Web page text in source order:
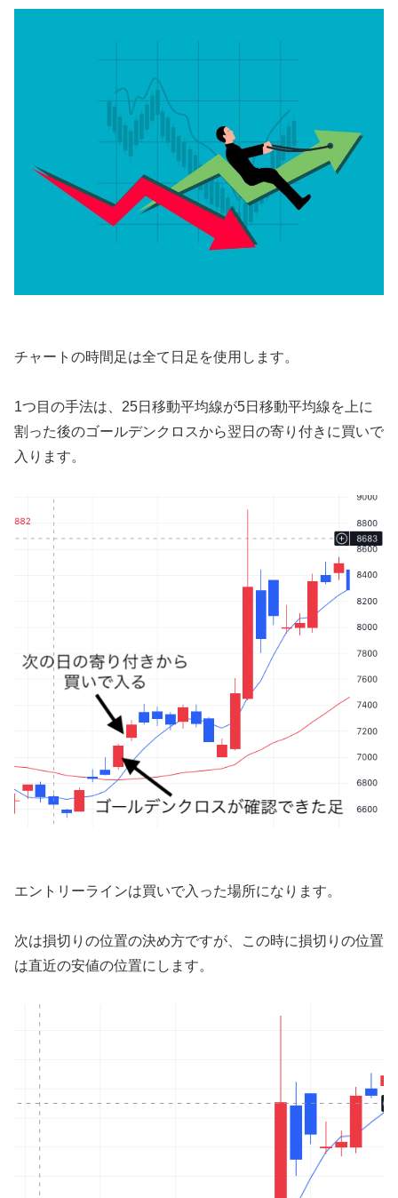
チャートの時間足は全て日足を使用します。
1つ目の手法は、25日移動平均線が5日移動平均線を上に
割った後のゴールデンクロスから翌日の寄り付きに買いで
入ります。
エントリーラインは買いで入った場所になります。
次は損切りの位置の決め方ですが、この時に損切りの位置
は直近の安値の位置にします。